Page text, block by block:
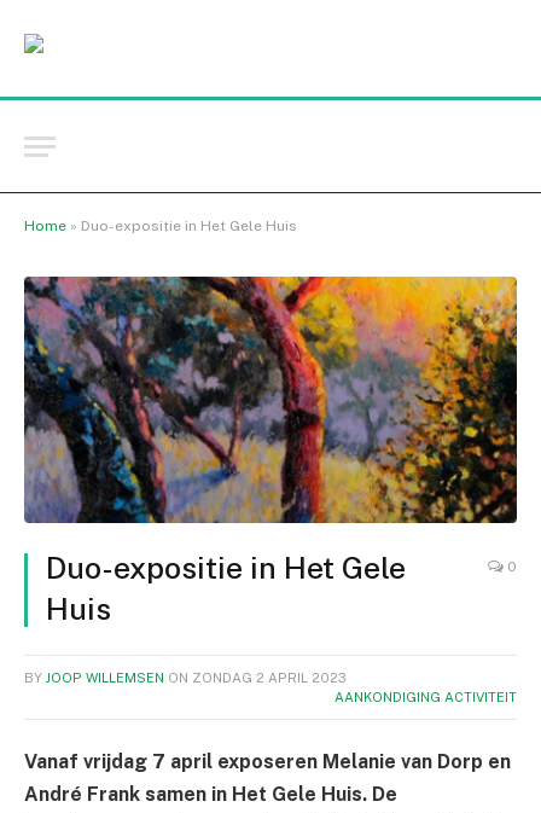
Home » Duo-expositie in Het Gele Huis
Duo-expositie in Het Gele
Huis
0
BY JOOP WILLEMSEN ON ZONDAG 2 APRIL 2023
AANKONDIGING ACTIVITEIT
Vanaf vrijdag 7 april exposeren Melanie van Dorp en
André Frank samen in Het Gele Huis. De